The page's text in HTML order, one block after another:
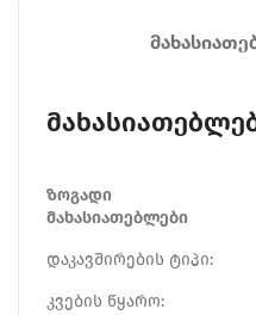
ზოგადი
მახასიათებლები
დაკავშირების ტიპი:
კვების წყარო: